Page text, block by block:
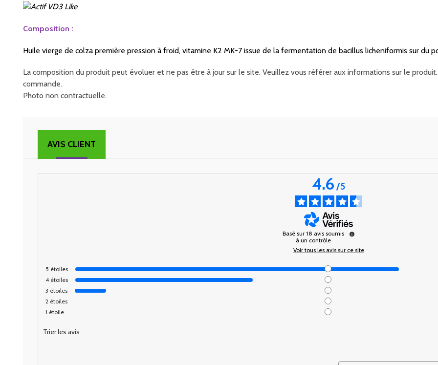
Composition :
Huile vierge de colza première pression à froid, vitamine K2 MK-7 issue de la fermentation de bacillus licheniformis sur du
La composition du produit peut évoluer et ne pas être à jour sur le site. Veuillez vous référer aux informations sur le
commande.
Photo non contractuelle.
AVIS CLIENT
4.6/5
Basé sur 18 avis soumis
à un contrôle
Voir tous les avis sur ce site
5 étoiles
4 étoiles
3 étoiles
2 étoiles
1 étoile
Trier les avis